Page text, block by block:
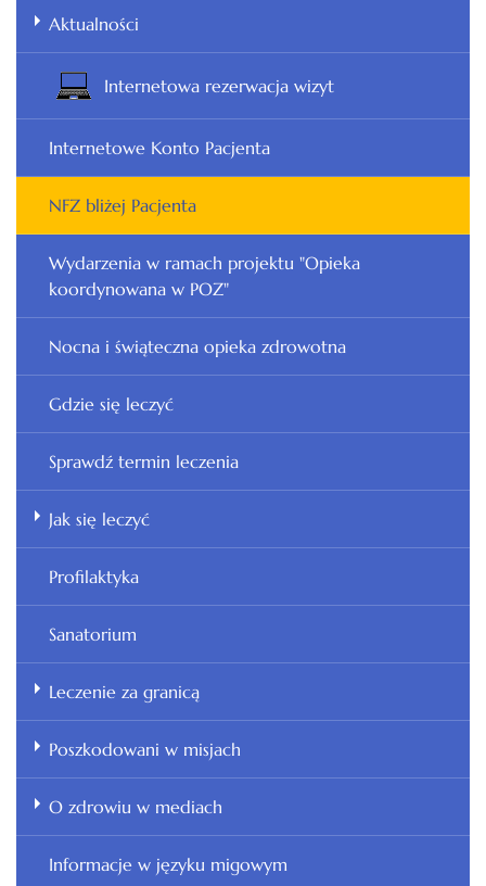
Aktualności
Internetowa rezerwacja wizyt
Internetowe Konto Pacjenta
NFZ bliżej Pacjenta
Wydarzenia w ramach projektu "Opieka
koordynowana w POZ"
Nocna i świąteczna opieka zdrowotna
Gdzie się leczyć
Sprawdź termin leczenia
Jak się leczyć
Profilaktyka
Sanatorium
Leczenie za granicą
Poszkodowani w misjach
O zdrowiu w mediach
Informacje w języku migowym